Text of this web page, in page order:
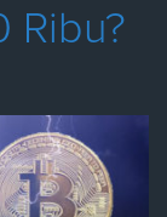
Ribu?